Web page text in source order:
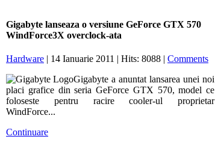
Gigabyte lanseaza o versiune GeForce GTX 570
WindForce3X overclock-ata
Hardware | 14 Ianuarie 2011 | Hits: 8088 | Comments
Gigabyte a anuntat lansarea unei noi
placi grafice din seria GeForce GTX 570, model ce
foloseste pentru racire cooler-ul proprietar
WindForce...
Continuare